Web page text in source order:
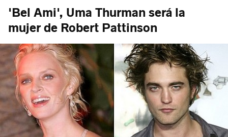
'Bel Ami', Uma Thurman será la
mujer de Robert Pattinson